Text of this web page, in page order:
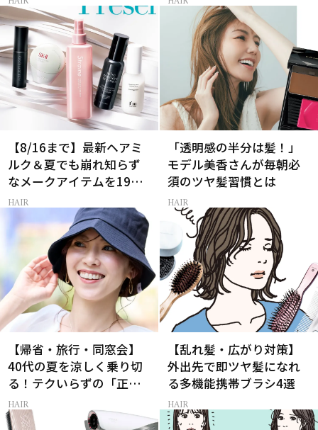
【8/16まで】最新ヘアミ
ルク＆夏でも崩れ知らず
なメークアイテムを19名
様にプレゼント！
HAIR
「透明感の半分は髪！」
モデル美香さんが毎朝必
須のツヤ髪習慣とは
HAIR
【帰省・旅行・同窓会】
40代の夏を涼しく乗り切
る！テクいらずの「正解
ヘアアレンジ」3選
HAIR
【乱れ髪・広がり対策】
外出先で即ツヤ髪になれ
る多機能携帯ブラシ4選
HAIR